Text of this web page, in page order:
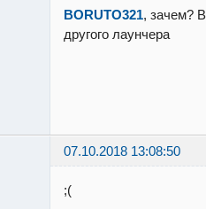
BORUTO321, зачем?
другого лаунчера
07.10.2018 13:08:50
;(